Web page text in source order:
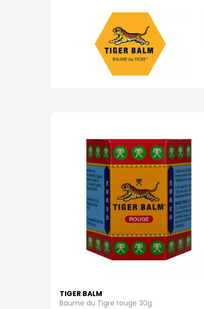
TIGER BALM
Baume du Tigre rouge 30g